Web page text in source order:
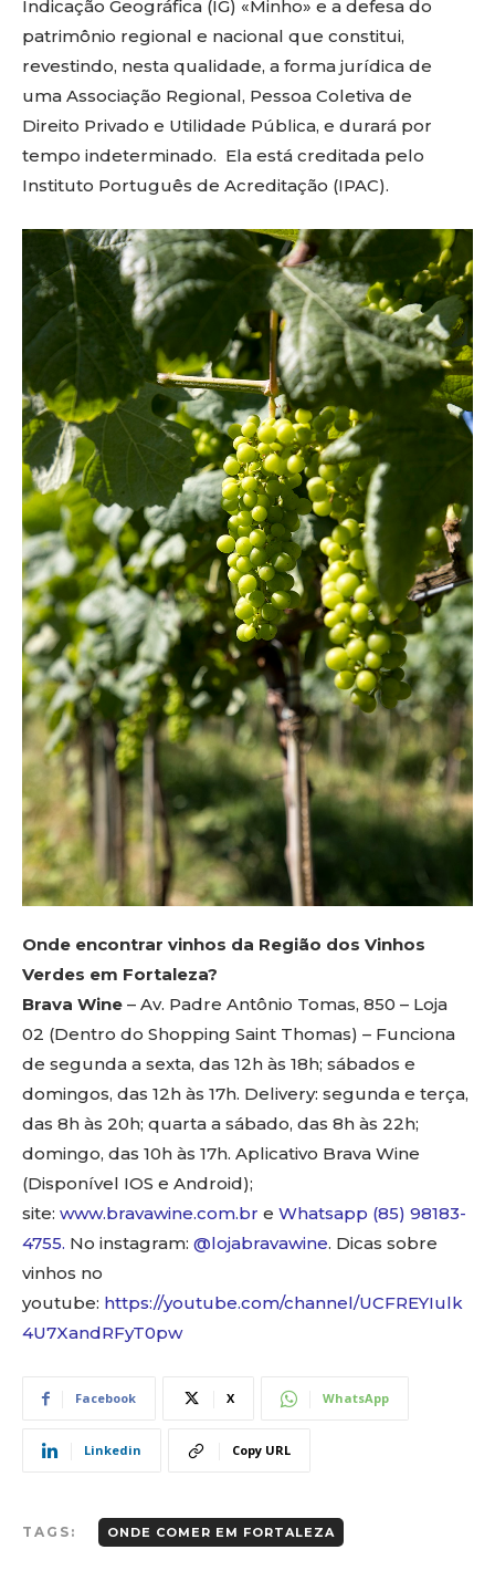
Indicação Geográfica (IG) «Minho» e a defesa do
patrimônio regional e nacional que constitui,
revestindo, nesta qualidade, a forma jurídica de
uma Associação Regional, Pessoa Coletiva de
Direito Privado e Utilidade Pública, e durará por
tempo indeterminado. Ela está creditada pelo
Instituto Português de Acreditação (IPAC).
Onde encontrar vinhos da Região dos Vinhos
Verdes em Fortaleza?
Brava Wine – Av. Padre Antônio Tomas, 850 – Loja
02 (Dentro do Shopping Saint Thomas) – Funciona
de segunda a sexta, das 12h às 18h; sábados e
domingos, das 12h às 17h. Delivery: segunda e terça,
das 8h às 20h; quarta a sábado, das 8h às 22h;
domingo, das 10h às 17h. Aplicativo Brava Wine
(Disponível IOS e Android);
site: www.bravawine.com.br e Whatsapp (85) 98183-
4755. No instagram: @lojabravawine. Dicas sobre
vinhos no
youtube: https://youtube.com/channel/UCFREYIulk
4U7XandRFyT0pw
Facebook X WhatsApp
Linkedin Copy URL
TAGS: ONDE COMER EM FORTALEZA